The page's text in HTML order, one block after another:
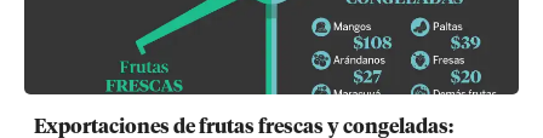
Exportaciones de frutas frescas y congeladas: